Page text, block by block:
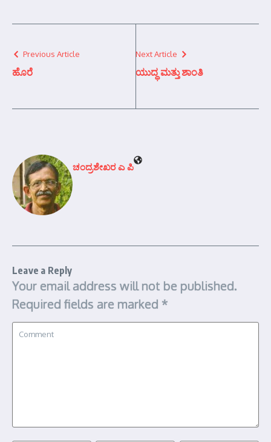
Previous Article
ಹೊರೆ
Next Article
ಯುದ್ಧ ಮತ್ತು ಶಾಂತಿ
ಚಂದ್ರಶೇಖರ ಎ ಪಿ
Leave a Reply
Your email address will not be published.
Required fields are marked *